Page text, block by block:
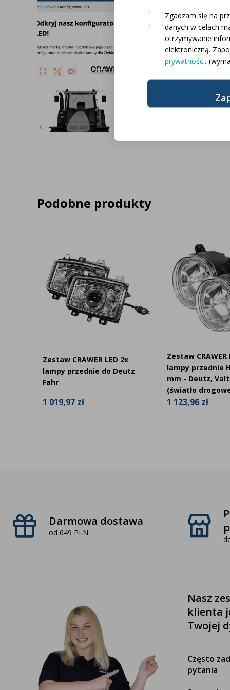
✔️ Ponad 2.600
ciągników
ciągników
Podobne produkty
Zestaw CRAWER LED 2x
lampy przednie do Deutz
Fahr
1 019,97 zł
Zestaw CRAWER
lampy przednie
mm - Deutz,
(światło
1 123,96 zł
Darmowa dostawa
od 649 PLN
Nasz
klienta
Twojej
Często
pytania
Consent (wymagane)
Zgadzam się na
danych w celach
otrzymywanie
elektroniczną.
prywatności.